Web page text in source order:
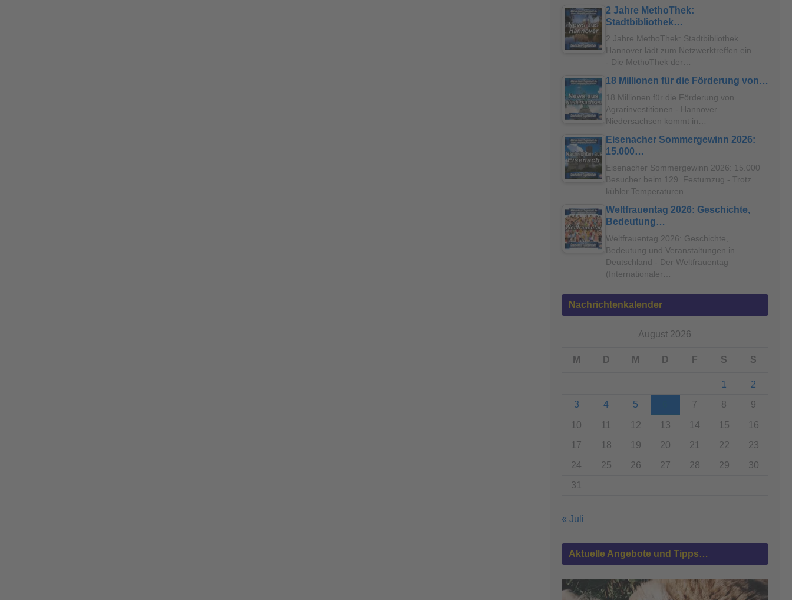
2 Jahre MethoThek:
Stadtbibliothek…
2 Jahre MethoThek: Stadtbibliothek
Hannover lädt zum Netzwerktreffen ein
- Die MethoThek der…
18 Millionen für die Förderung von…
18 Millionen für die Förderung von
Agrarinvestitionen - Hannover.
Niedersachsen kommt in…
Eisenacher Sommergewinn 2026:
15.000…
Eisenacher Sommergewinn 2026: 15.000
Besucher beim 129. Festumzug - Trotz
kühler Temperaturen…
Weltfrauentag 2026: Geschichte,
Bedeutung…
Weltfrauentag 2026: Geschichte,
Bedeutung und Veranstaltungen in
Deutschland - Der Weltfrauentag
(Internationaler…
Nachrichtenkalender
August 2026
M D M D F S S
1
2
3
4 5 7 8 9
10 11 12 13 14 15
16
17
18 19 20 21 22
23
24
25 26 27 28 29
30
31
« Juli
Aktuelle Angebote und Tipps…